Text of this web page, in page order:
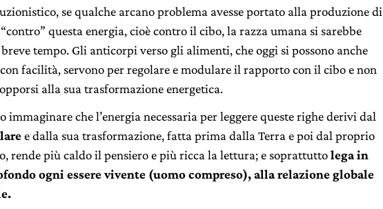
se qualche arcano problema avesse portato alla produzione di
questa energia, cioè contro il cibo, la razza umana si sarebbe
tempo. Gli anticorpi verso gli alimenti, che oggi si possono anche
facilità, servono per regolare e modulare il rapporto con il cibo e non
alla sua trasformazione energetica.
immaginare che l’energia necessaria per leggere queste righe derivi dal
e dalla sua trasformazione, fatta prima dalla Terra e poi dal proprio
rende più caldo il pensiero e più ricca la lettura; e soprattuttolega in
ogni essere vivente (uomo compreso), alla relazione globale